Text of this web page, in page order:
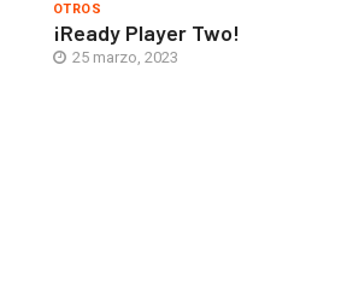
OTROS
¡Ready Player Two!
25 marzo, 2023